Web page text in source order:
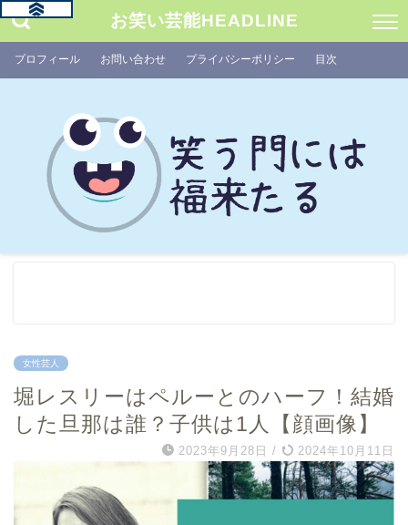
お笑い芸能HEADLINE
プロフィール お問い合わせ プライバシーポリシー 目次
女性芸人
堀レスリーはペルーとのハーフ！結婚
した旦那は誰？子供は1人【顔画像】
2023年9月28日 / 2024年10月11日